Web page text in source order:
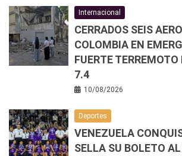
Internacional
CERRADOS SEIS
COLOMBIA EN
FUERTE
7.4
10/08/2026
Deportes
VENEZUELA
SELLA SU BOLETO